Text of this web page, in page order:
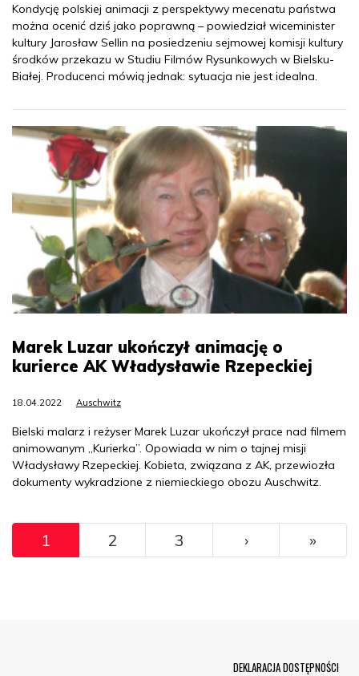
Kondycję polskiej animacji z perspektywy mecenatu państwa
można ocenić dziś jako poprawną – powiedział wiceminister
kultury Jarosław Sellin na posiedzeniu sejmowej komisji kultury
środków przekazu w Studiu Filmów Rysunkowych w Bielsku-
Białej. Producenci mówią jednak: sytuacja nie jest idealna.
Marek Luzar ukończył animację o
kurierce AK Władysławie Rzepeckiej
18.04.2022 Auschwitz
Bielski malarz i reżyser Marek Luzar ukończył prace nad filmem
animowanym „Kurierka”. Opowiada w nim o tajnej misji
Władysławy Rzepeckiej. Kobieta, związana z AK, przewiozła
dokumenty wykradzione z niemieckiego obozu Auschwitz.
Pagination
1 2 3 ››› »
DEKLARACJA DOSTĘPNOŚCI